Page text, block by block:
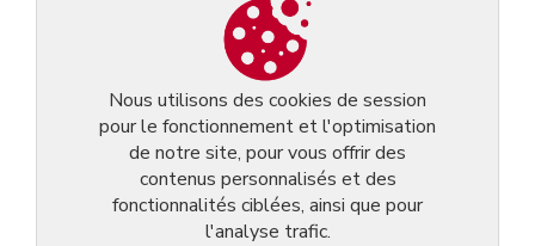
Nous utilisons des cookies de session
pour le fonctionnement et l'optimisation
de notre site, pour vous offrir des
contenus personnalisés et des
fonctionnalités ciblées, ainsi que pour
l'analyse trafic.